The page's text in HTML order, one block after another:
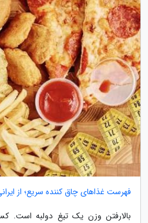
فهرست غذاهای چاق کننده سریع؛ از
بالارفتن وزن یک تیغ دولبه است.